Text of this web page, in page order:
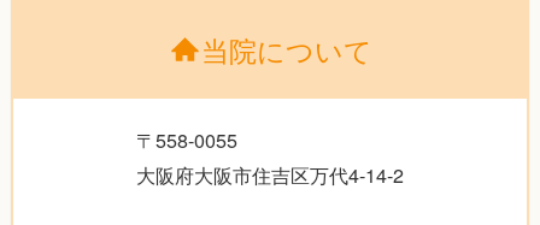
当院について
〒558-0055
大阪府大阪市住吉区万代4-14-2